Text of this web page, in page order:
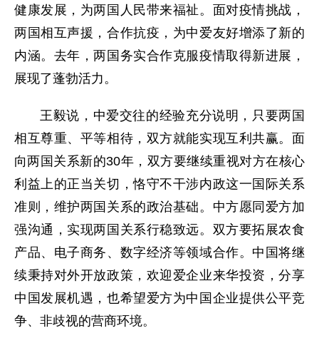
健康发展，为两国人民带来福祉。面对疫情挑战，
两国相互声援，合作抗疫，为中爱友好增添了新的
内涵。去年，两国务实合作克服疫情取得新进展，
展现了蓬勃活力。
王毅说，中爱交往的经验充分说明，只要两国
相互尊重、平等相待，双方就能实现互利共赢。面
向两国关系新的30年，双方要继续重视对方在核心
利益上的正当关切，恪守不干涉内政这一国际关系
准则，维护两国关系的政治基础。中方愿同爱方加
强沟通，实现两国关系行稳致远。双方要拓展农食
产品、电子商务、数字经济等领域合作。中国将继
续秉持对外开放政策，欢迎爱企业来华投资，分享
中国发展机遇，也希望爱方为中国企业提供公平竞
争、非歧视的营商环境。